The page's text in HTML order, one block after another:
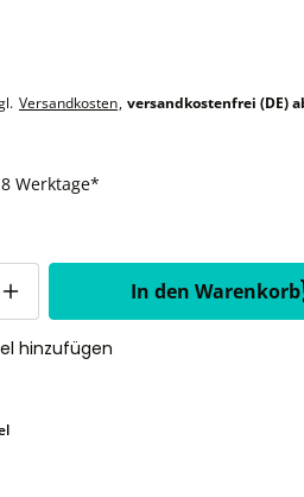
Versandkosten, versandkostenfrei (DE)
Werktage*
In den Warenkorb
hinzufügen